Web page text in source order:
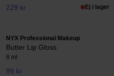
229 kr Ej i lager
NYX Professional Makeup
Butter Lip Gloss
8 ml
99 kr